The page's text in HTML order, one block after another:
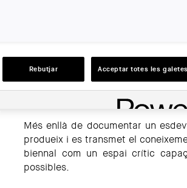
Més enllà de documentar un
produeix i es transmet el
biennal com un espai crític
possibles.
Rebutjar Acceptar totes les galetes